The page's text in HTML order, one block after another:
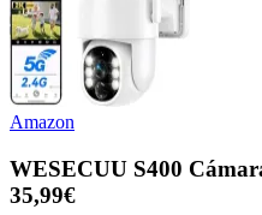
Amazon
WESECUU S400
35,99€